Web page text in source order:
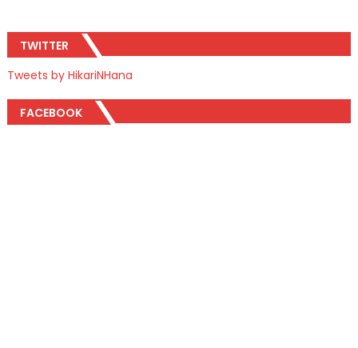
TWITTER
Tweets by HikariNHana
FACEBOOK